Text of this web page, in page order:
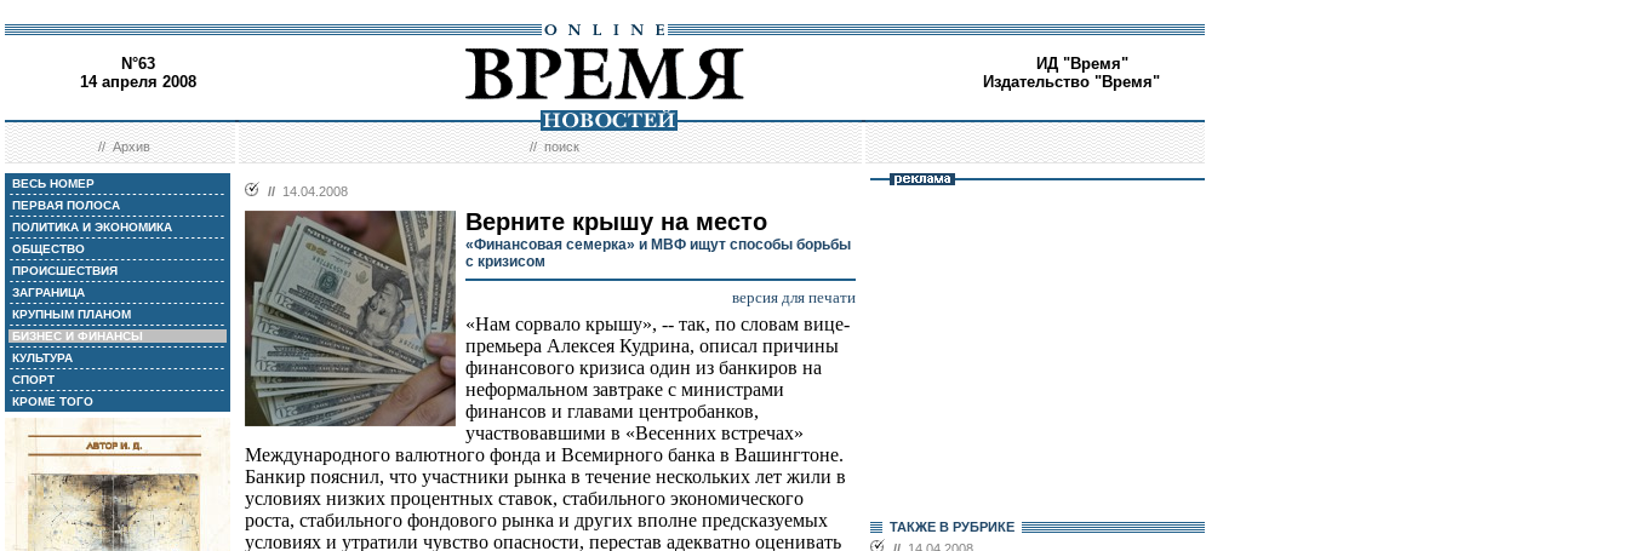
N°63
14 апреля 2008
ИД "Время"
Издательство "Время"
//Архив //поиск
ВЕСЬ НОМЕР
ПЕРВАЯ ПОЛОСА
ПОЛИТИКА И ЭКОНОМИКА
ОБЩЕСТВО
ПРОИСШЕСТВИЯ
ЗАГРАНИЦА
КРУПНЫМ ПЛАНОМ
БИЗНЕС И ФИНАНСЫ
КУЛЬТУРА
СПОРТ
КРОМЕ ТОГО
// 14.04.2008
Верните крышу на место
«Финансовая семерка» и МВФ ищут способы борьбы
с кризисом
версия для печати
«Нам сорвало крышу», -- так, по словам вице-
премьера Алексея Кудрина, описал причины
финансового кризиса один из банкиров на
неформальном завтраке с министрами
финансов и главами центробанков,
участвовавшими в «Весенних встречах»
Международного валютного фонда и Всемирного банка в Вашингтоне.
Банкир пояснил, что участники рынка в течение нескольких лет жили в
условиях низких процентных ставок, стабильного экономического
роста, стабильного фондового рынка и других вполне предсказуемых
условиях и утратили чувство опасности, перестав адекватно оценивать
ТАКЖЕ В РУБРИКЕ